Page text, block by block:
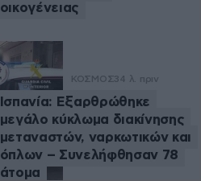
οικογένειας
ΚΟΣΜΟΣ34 λ. πριν
Ισπανία: Εξαρθρώθηκε
μεγάλο κύκλωμα διακίνησης
μεταναστών, ναρκωτικών και
όπλων – Συνελήφθησαν 78
άτομα